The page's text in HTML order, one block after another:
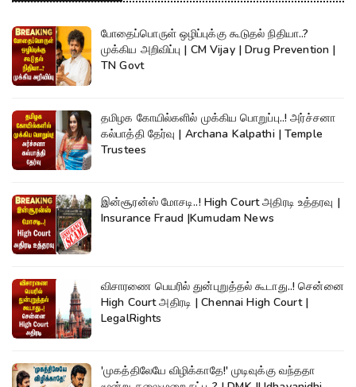
போதைப்பொருள் ஒழிப்புக்கு கூடுதல் நிதியா..?
முக்கிய அறிவிப்பு | CM Vijay | Drug Prevention |
TN Govt
தமிழக கோயில்களில் முக்கிய பொறுப்பு..! அர்ச்சனா
கல்பாத்தி தேர்வு | Archana Kalpathi | Temple
Trustees
இன்சூரன்ஸ் மோசடி..! High Court அதிரடி உத்தரவு |
Insurance Fraud |Kumudam News
விசாரணை பெயரில் துன்புறுத்தல் கூடாது..! சென்னை
High Court அதிரடி | Chennai High Court |
LegalRights
'முகத்திலேயே விழிக்காதே!' முடிவுக்கு வந்ததா